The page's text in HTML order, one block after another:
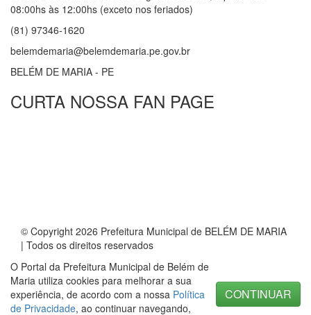
08:00hs às 12:00hs (exceto nos feriados)
(81) 97346-1620
belemdemaria@belemdemaria.pe.gov.br
BELÉM DE MARIA - PE
CURTA NOSSA FAN PAGE
© Copyright 2026 Prefeitura Municipal de BELÉM DE MARIA
| Todos os direitos reservados
O Portal da Prefeitura Municipal de Belém de
Maria utiliza cookies para melhorar a sua
experiência, de acordo com a nossa Política
de Privacidade, ao continuar navegando,
CONTINUAR